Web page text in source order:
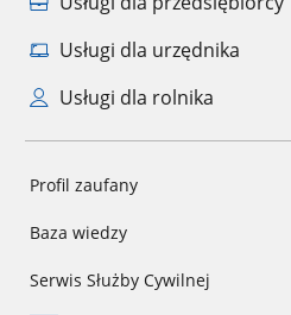
Usługi dla urzędnika
Usługi dla rolnika
Profil zaufany
Baza wiedzy
Serwis Służby Cywilnej